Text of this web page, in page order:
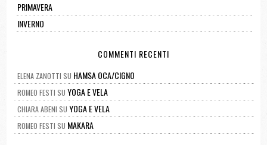
PRIMAVERA
INVERNO
COMMENTI RECENTI
ELENA ZANOTTI SU HAMSA OCA/CIGNO
ROMEO FESTI SUYOGA E VELA
CHIARA ABENI SUYOGA E VELA
ROMEO FESTI SU MAKARA